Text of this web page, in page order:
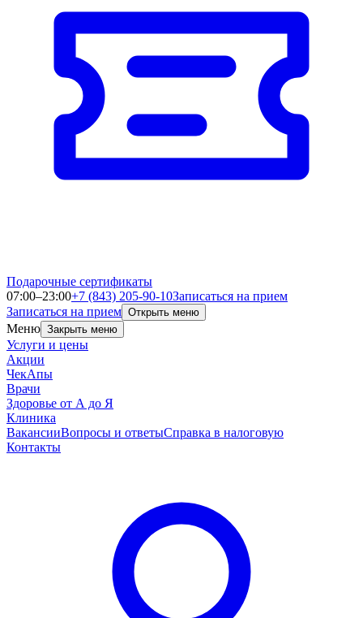
Подарочные сертификаты
07:00–23:00+7 (843) 205-90-10Записаться на прием
Записаться на прием Открыть меню
Меню Закрыть меню
Услуги и цены
Акции
ЧекАпы
Врачи
Здоровье от А до Я
Клиника
ВакансииВопросы и ответыСправка в налоговую
Контакты